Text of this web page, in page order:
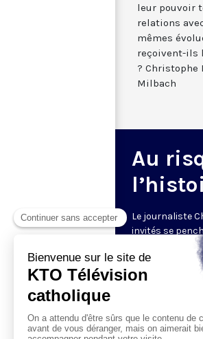
leur pouvoir
relations
mêmes
reçoivent-ils
? Christophe
Milbach
Au
Le journaliste
invités se
de l'Histoire de
manière aussi
les faits.